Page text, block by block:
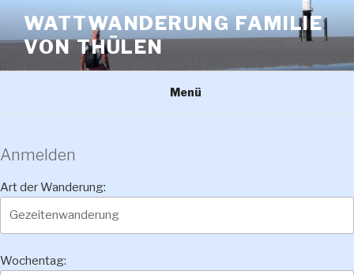
Inhalt
springen
WATTWANDERUNG FAMILIE
VON THÜLEN
Menü
Anmelden
Art der Wanderung:
Wochentag: